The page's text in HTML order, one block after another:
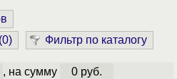
0) Фильтр по каталогу
, на сумму 0 руб.